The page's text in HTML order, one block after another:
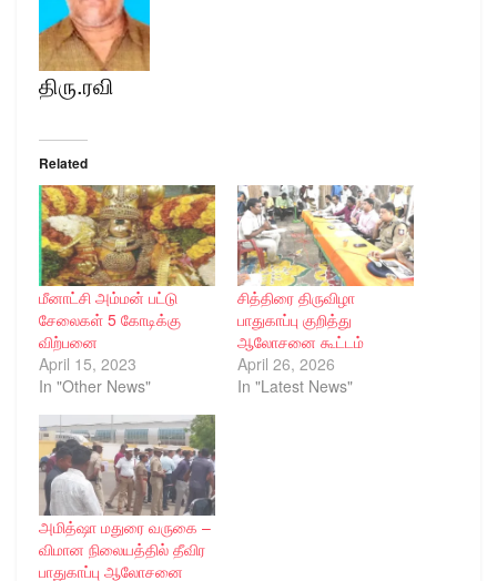
திரு.ரவி
Related
மீனாட்சி அம்மன் பட்டு
சேலைகள் 5 கோடிக்கு
விற்பனை
April 15, 2023
In "Other News"
சித்திரை திருவிழா
பாதுகாப்பு குறித்து
ஆலோசனை கூட்டம்
April 26, 2026
In "Latest News"
அமித்ஷா மதுரை வருகை –
விமான நிலையத்தில் தீவிர
பாதுகாப்பு ஆலோசனை